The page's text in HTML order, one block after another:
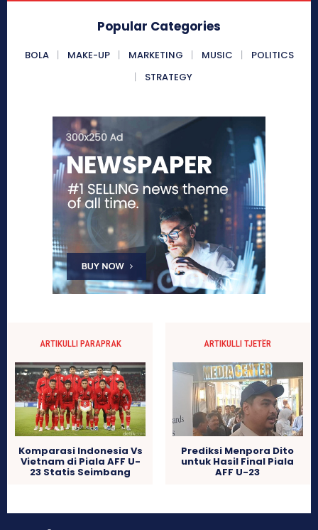
Popular Categories
BOLA MAKE-UP MARKETING MUSIC
POLITICS
STRATEGY
ARTIKULLI PARAPRAK
Komparasi Indonesia Vs
Vietnam di Piala AFF U-
23 Statis Seimbang
ARTIKULLI TJETËR
Prediksi Menpora Dito
untuk Hasil Final Piala
AFF U-23